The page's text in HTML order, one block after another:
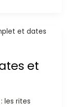
et
les rites